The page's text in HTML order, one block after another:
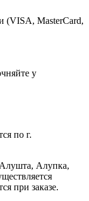
(VISA, MasterCard,
у
по г.
Алупка,
при заказе.